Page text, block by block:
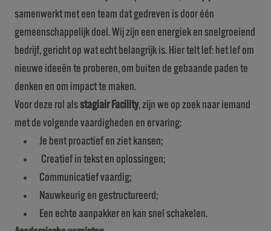
samenwerkt met een team dat gedreven is door één
gemeenschappelijk doel. Wij zijn een energiek en snelgroeiend
bedrijf, gericht op wat echt belangrijk is. Hier telt lef: het lef om
nieuwe ideeën te proberen, om buiten de gebaande paden te
denken en om impact te maken.
Voor deze rol alsstagiair Facility, zijn we op zoek naar iemand
met de volgende vaardigheden en ervaring:
Je bent proactief en ziet kansen;
Creatief in tekst en oplossingen;
Communicatief vaardig;
Nauwkeurig en gestructureerd;
Een echte aanpakker en kan snel schakelen.